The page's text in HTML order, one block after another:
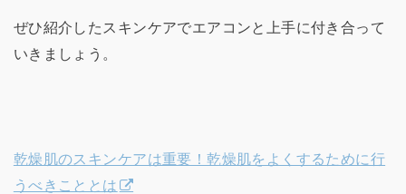
ぜひ紹介したスキンケアでエアコンと上手に付き合って
いきましょう。
乾燥肌のスキンケアは重要！乾燥肌をよくするために行
うべきこととは